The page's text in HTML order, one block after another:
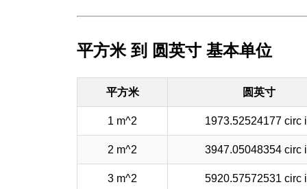
平方米 到 圆英寸 基本单位
平方米 圆英寸
1 m^2 1973.52524177 circ
2 m^2 3947.05048354 circ
3 m^2 5920.57572531 circ